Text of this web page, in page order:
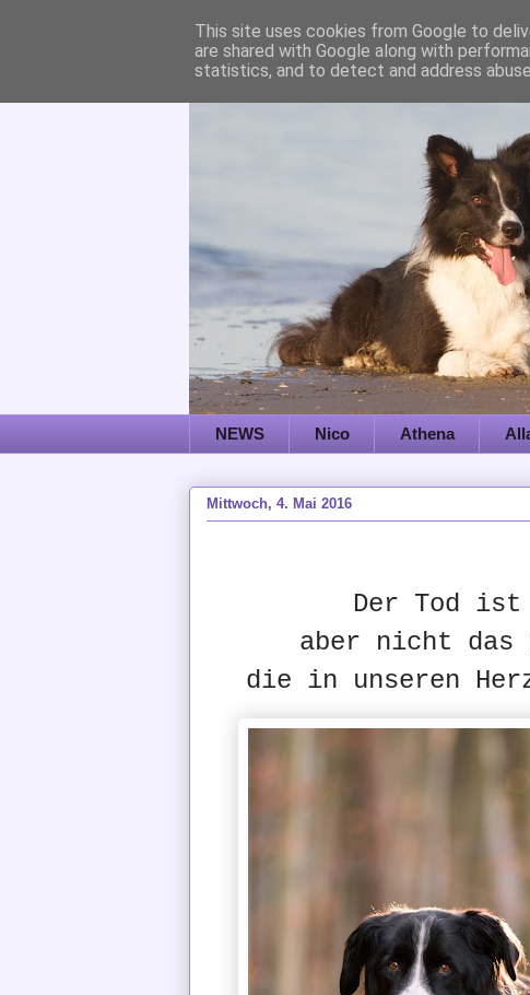
NEWS Nico Athena
Mittwoch, 4. Mai 2016
Der Tod ist
aber nicht das
die in unseren
This site uses cookies from Google to
are shared with Google along with
statistics, and to detect and address